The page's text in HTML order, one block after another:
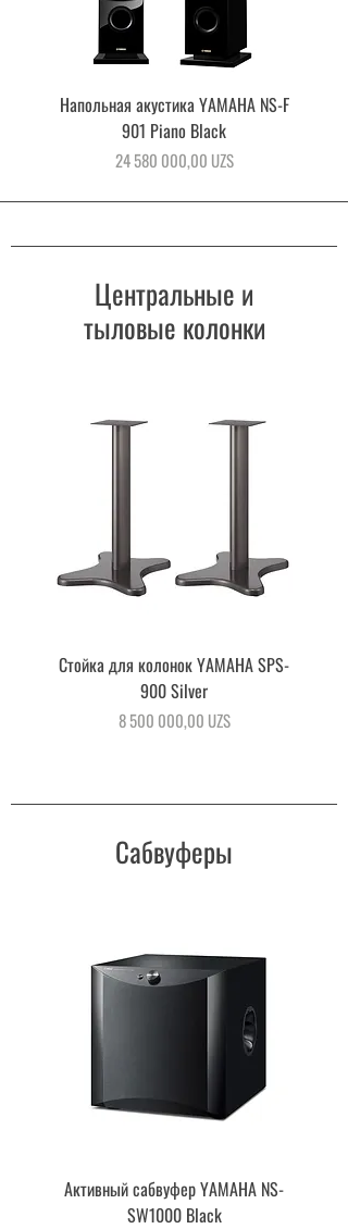
Напольная акустика YAMAHA NS-F
901 Piano Black
Цена
24 580 000,00 UZS
Центральные и
тыловые колонки
Стойка для колонок YAMAHA SPS-
900 Silver
Цена
8 500 000,00 UZS
Сабвуферы
Активный сабвуфер YAMAHA NS-
SW1000 Black